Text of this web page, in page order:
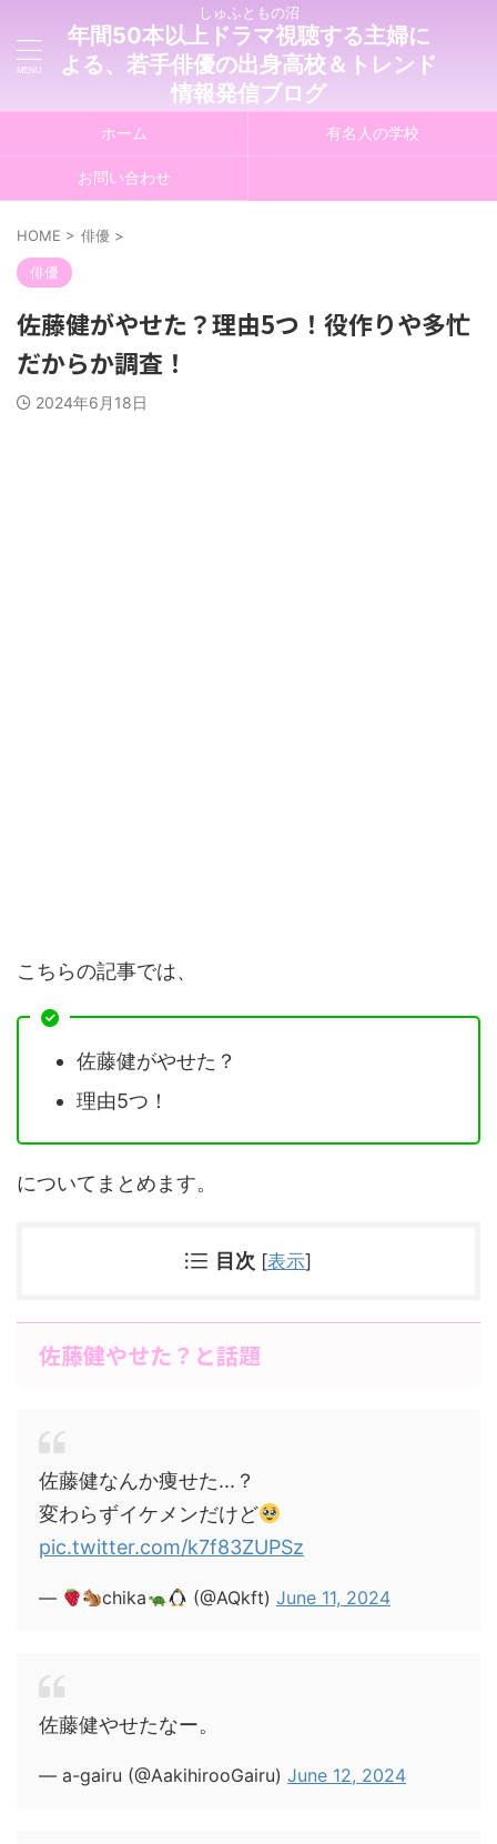
しゅふともの沼
年間50本以上ドラマ視聴する主婦に
よる、若手俳優の出身高校＆トレンド
情報発信ブログ
ホーム 有名人の学校
お問い合わせ
HOME > 俳優 >
俳優
佐藤健がやせた？理由5つ！役作りや多忙
だからか調査！
2024年6月18日
こちらの記事では、
佐藤健がやせた？
理由5つ！
についてまとめます。
目次 [表示]
佐藤健やせた？と話題
佐藤健なんか痩せた...？
変わらずイケメンだけど
pic.twitter.com/k7f83ZUPSz
— chika (@AQkft) June 11, 2024
佐藤健やせたなー。
— a-gairu (@AakihirooGairu) June 12, 2024